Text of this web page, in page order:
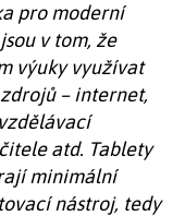
pro moderní
v tom, že
výuky využívat
– internet,
atd. Tablety
minimální
nástroj, tedy